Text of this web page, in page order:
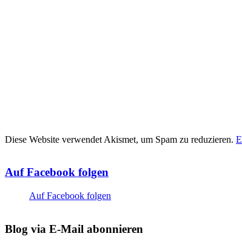
Diese Website verwendet Akismet, um Spam zu reduzieren.
Auf Facebook folgen
Auf Facebook folgen
Blog via E-Mail abonnieren